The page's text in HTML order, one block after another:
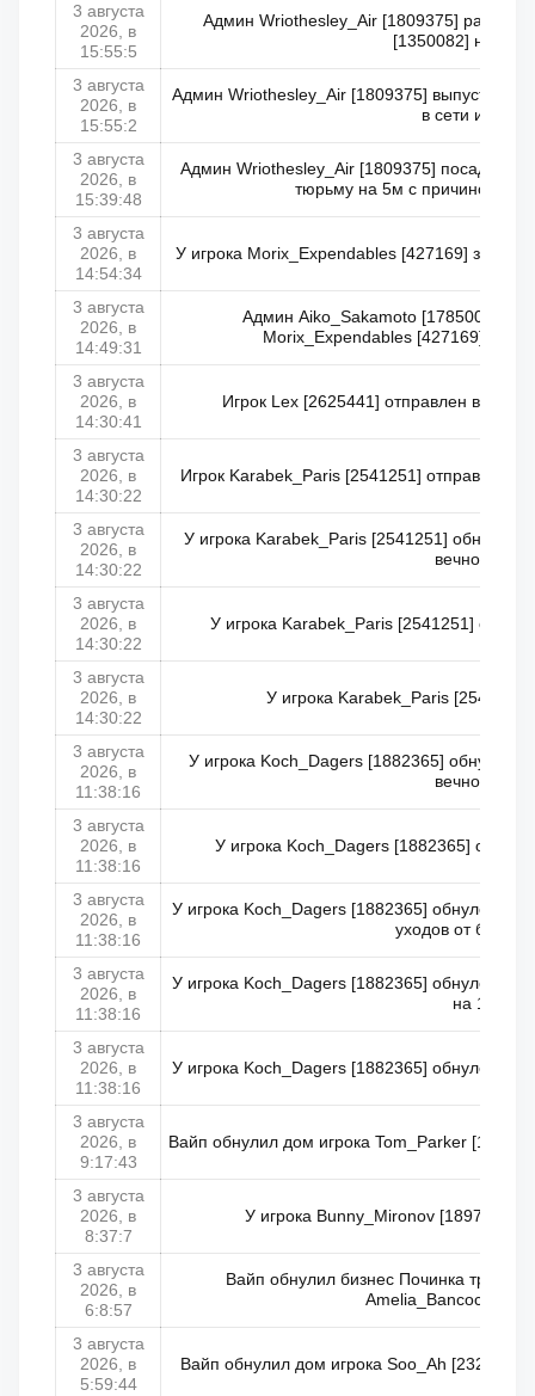
3 августа
2026, в
15:55:5
Админ Wriothesley_Air [1809375]
[1350082] не в
3 августа
2026, в
15:55:2
Админ Wriothesley_Air [1809375] выпустил
в сети из чм
3 августа
2026, в
15:39:48
Админ Wriothesley_Air [1809375] посадил
тюрьму на 5м с причиной:
3 августа
2026, в
14:54:34
У игрока Morix_Expendables [427169]
3 августа
2026, в
14:49:31
Админ Aiko_Sakamoto [1785006]
Morix_Expendables [427169] на
3 августа
2026, в
14:30:41
Игрок Lex [2625441] отправлен в
3 августа
2026, в
14:30:22
Игрок Karabek_Paris [2541251] отправлен в
3 августа
2026, в
14:30:22
У игрока Karabek_Paris [2541251]
вечность
3 августа
2026, в
14:30:22
У игрока Karabek_Paris [2541251]
3 августа
2026, в
14:30:22
У игрока Karabek_Paris
3 августа
2026, в
11:38:16
У игрока Koch_Dagers [1882365]
вечность
3 августа
2026, в
11:38:16
У игрока Koch_Dagers [1882365]
3 августа
2026, в
11:38:16
У игрока Koch_Dagers [1882365] обнулено
уходов от боя на
3 августа
2026, в
11:38:16
У игрока Koch_Dagers [1882365] обнулено
на 1
3 августа
2026, в
11:38:16
У игрока Koch_Dagers [1882365] обнулено
3 августа
2026, в
9:17:43
Вайп обнулил дом игрока Tom_Parker
3 августа
2026, в
8:37:7
У игрока Bunny_Mironov [1897960]
3 августа
2026, в
6:8:57
Вайп обнулил бизнес Починка
Amelia_Bancock
3 августа
2026, в
5:59:44
Вайп обнулил дом игрока Soo_Ah